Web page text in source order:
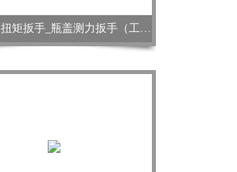
瓶盖手动扭矩扳手_瓶盖测力扳手（工业级）